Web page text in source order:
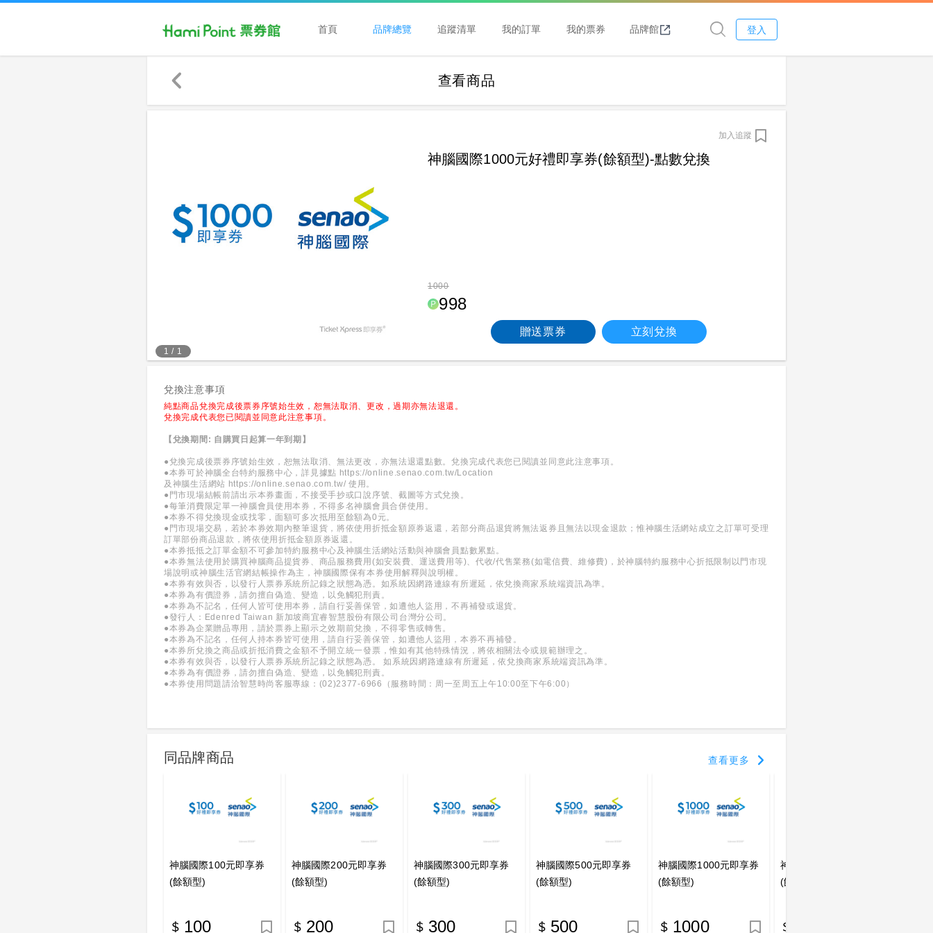
首頁 品牌總覽 追蹤清單 我的訂單 我的票券 品牌館 登入
查看商品
1 / 1
加入追蹤
神腦國際1000元好禮即享券(餘額型)-點數兌換
1000
998
贈送票券 立刻兌換
兌換注意事項
純點商品兌換完成後票券序號始生效，恕無法取消、更改，過期亦無法退還。
兌換完成代表您已閱讀並同意此注意事項。
【兌換期間: 自購買日起算一年到期】
●兌換完成後票券序號始生效，恕無法取消、無法更改，亦無法退還點數。兌換完成代表您已閱讀並同意此注意事項。
●本券可於神腦全台特約服務中心，詳見據點 https://online.senao.com.tw/Location
及神腦生活網站 https://online.senao.com.tw/ 使用。
●門市現場結帳前請出示本券畫面，不接受手抄或口說序號、截圖等方式兌換。
●每筆消費限定單一神腦會員使用本券，不得多名神腦會員合併使用。
●本券不得兌換現金或找零，面額可多次抵用至餘額為0元。
●門市現場交易，若於本券效期內整筆退貨，將依使用折抵金額原券返還，若部分商品退貨將無法返券且無法以現金退款；惟神腦生活網站成立之訂單可受理
訂單部份商品退款，將依使用折抵金額原券返還。
●本券抵抵之訂單金額不可參加特約服務中心及神腦生活網站活動與神腦會員點數累點。
●本券無法使用於購買神腦商品提貨券、商品服務費用(如安裝費、運送費用等)、代收/代售業務(如電信費、維修費)，於神腦特約服務中心折抵限制以門市現
場說明或神腦生活官網結帳操作為主，神腦國際保有本券使用解釋與說明權。
●本券有效與否，以發行人票券系統所記錄之狀態為憑。如系統因網路連線有所遲延，依兌換商家系統端資訊為準。
●本券為有價證券，請勿擅自偽造、變造，以免觸犯刑責。
●本券為不記名，任何人皆可使用本券，請自行妥善保管，如遭他人盜用，不再補發或退貨。
●發行人：Edenred Taiwan 新加坡商宜睿智慧股份有限公司台灣分公司。
●本券為企業贈品專用，請於票券上顯示之效期前兌換，不得零售或轉售。
●本券為不記名，任何人持本券皆可使用，請自行妥善保管，如遭他人盜用，本券不再補發。
●本券所兌換之商品或折抵消費之金額不予開立統一發票，惟如有其他特殊情況，將依相關法令或規範辦理之。
●本券有效與否，以發行人票券系統所記錄之狀態為憑。 如系統因網路連線有所遲延，依兌換商家系統端資訊為準。
●本券為有價證券，請勿擅自偽造、變造，以免觸犯刑責。
●本券使用問題請洽智慧時尚客服專線：(02)2377-6966（服務時間：周一至周五上午10:00至下午6:00）
同品牌商品 查看更多
神腦國際100元即享券
(餘額型)
100
神腦國際200元即享券
(餘額型)
200
神腦國際300元即享券
(餘額型)
300
神腦國際500元即享券
(餘額型)
500
神腦國際1000元即享券
(餘額型)
1000
神腦國際2000元即享券
(餘額型)